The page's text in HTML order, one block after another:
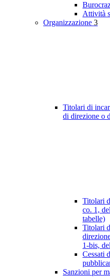
Attività
Organizzazione 3
Titolari di
di direzione o
Titolari
co. 1,
tabelle)
Titolari
1-bis,
Cessati
Sanzioni per